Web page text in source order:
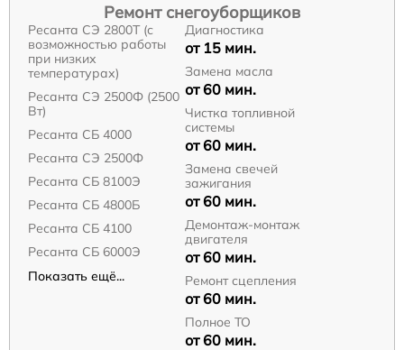
Ремонт снегоуборщиков
Ресанта СЭ 2800Т (с
возможностью работы
при низких
температурах)
Ресанта СЭ 2500Ф (2500
Вт)
Ресанта СБ 4000
Ресанта СЭ 2500Ф
Ресанта СБ 8100Э
Ресанта СБ 4800Б
Ресанта СБ 4100
Ресанта СБ 6000Э
Показать ещё...
Диагностика
от 15 мин.
Замена масла
от 60 мин.
Чистка топливной
системы
от 60 мин.
Замена свечей
зажигания
от 60 мин.
Демонтаж-монтаж
двигателя
от 60 мин.
Ремонт сцепления
от 60 мин.
Полное ТО
от 60 мин.